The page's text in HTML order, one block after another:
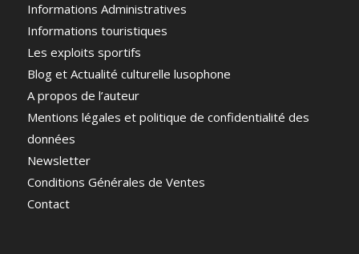
Informations Administratives
Informations touristiques
Les exploits sportifs
Blog et Actualité culturelle lusophone
A propos de l’auteur
Mentions légales et politique de confidentialité des
données
Newsletter
Conditions Générales de Ventes
Contact